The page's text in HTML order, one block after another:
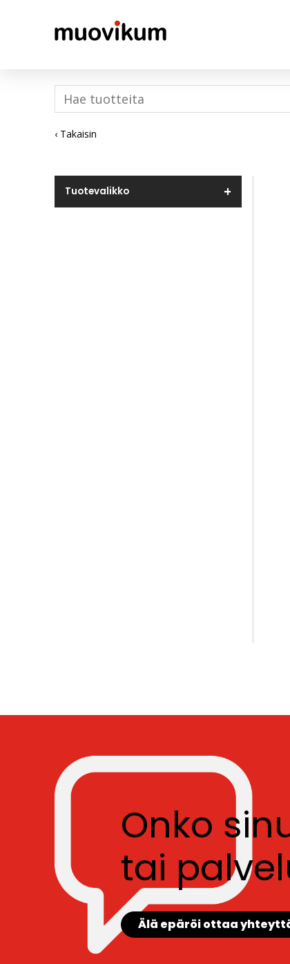
‹ Takaisin
Tuotevalikko
Onko
tai
Älä epäröi ottaa